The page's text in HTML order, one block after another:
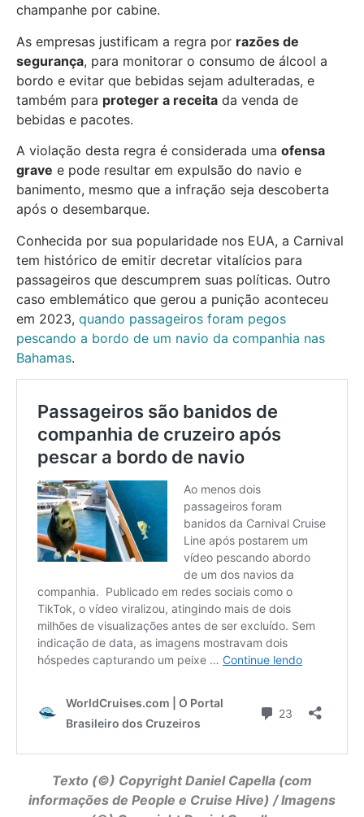
champanhe por cabine.
As empresas justificam a regra por razões de
segurança, para monitorar o consumo de álcool a
bordo e evitar que bebidas sejam adulteradas, e
também para proteger a receita da venda de
bebidas e pacotes.
A violação desta regra é considerada uma ofensa
grave e pode resultar em expulsão do navio e
banimento, mesmo que a infração seja descoberta
após o desembarque.
Conhecida por sua popularidade nos EUA, a Carnival
tem histórico de emitir decretar vitalícios para
passageiros que descumprem suas políticas. Outro
caso emblemático que gerou a punição aconteceu
em 2023, quando passageiros foram pegos
pescando a bordo de um navio da companhia nas
Bahamas.
Texto (©) CopyrightDaniel Capella (com
informações de People e Cruise Hive) / Imagens